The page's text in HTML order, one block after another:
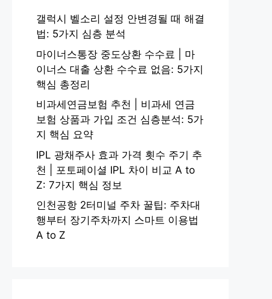
갤럭시 벨소리 설정 안변경될 때 해결
법: 5가지 심층 분석
마이너스통장 중도상환 수수료 | 마
이너스 대출 상환 수수료 없음: 5가지
핵심 총정리
비과세연금보험 추천 | 비과세 연금
보험 상품과 가입 조건 심층분석: 5가
지 핵심 요약
IPL 광채주사 효과 가격 횟수 주기 추
천 | 포토페이셜 IPL 차이 비교 A to
Z: 7가지 핵심 정보
인천공항 2터미널 주차 꿀팁: 주차대
행부터 장기주차까지 스마트 이용법
A to Z